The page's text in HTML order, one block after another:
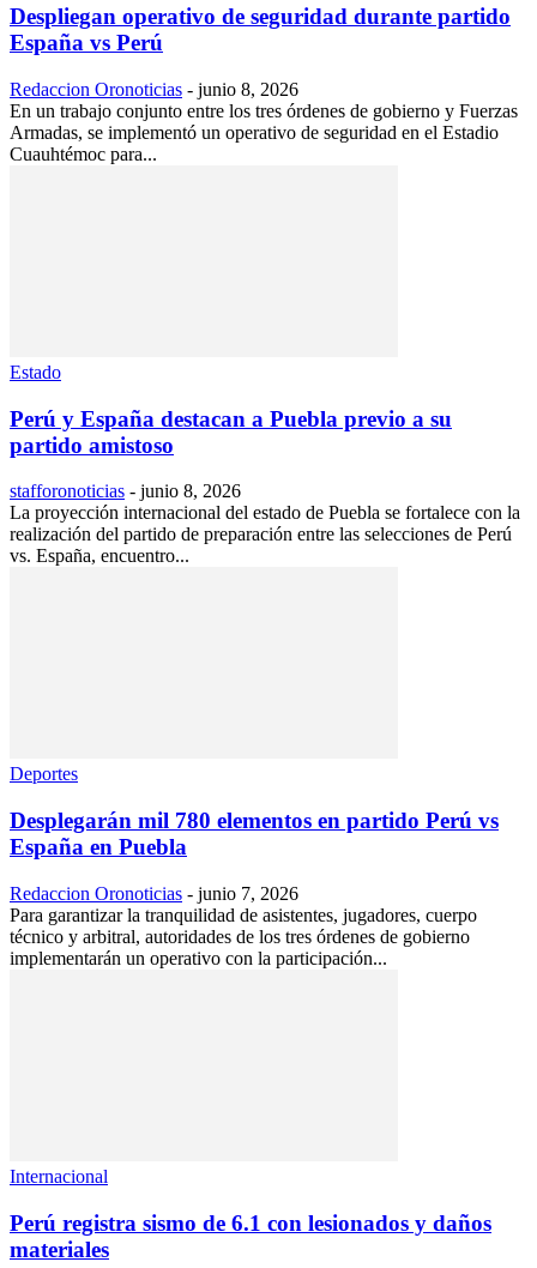
Despliegan operativo de seguridad durante partido
España vs Perú
Redaccion Oronoticias - junio 8, 2026
En un trabajo conjunto entre los tres órdenes de gobierno y Fuerzas
Armadas, se implementó un operativo de seguridad en el Estadio
Cuauhtémoc para...
Estado
Perú y España destacan a Puebla previo a su
partido amistoso
stafforonoticias - junio 8, 2026
La proyección internacional del estado de Puebla se fortalece con la
realización del partido de preparación entre las selecciones de Perú
vs. España, encuentro...
Deportes
Desplegarán mil 780 elementos en partido Perú vs
España en Puebla
Redaccion Oronoticias - junio 7, 2026
Para garantizar la tranquilidad de asistentes, jugadores, cuerpo
técnico y arbitral, autoridades de los tres órdenes de gobierno
implementarán un operativo con la participación...
Internacional
Perú registra sismo de 6.1 con lesionados y daños
materiales